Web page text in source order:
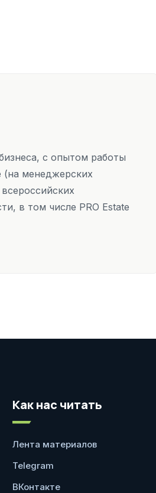
с опытом работы
(на менеджерских
в том числе PRO Estate
Как нас читать
Лента материалов
Telegram
ВКонтакте